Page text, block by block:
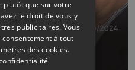
15/10/2024
à Villers-le-
dans
que sur votre
le droit de vous y
publicitaires. Vous
à tout
des cookies.